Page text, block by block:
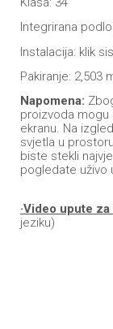
Integrirana
Instalacija: klik
Pakiranje: 2,503
Napomena:
proizvoda mogu
ekranu. Na
svjetla u
biste stekli
pogledate uživo
·Video upute
jeziku)